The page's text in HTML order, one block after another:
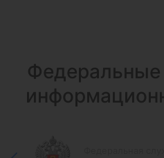
Федеральные